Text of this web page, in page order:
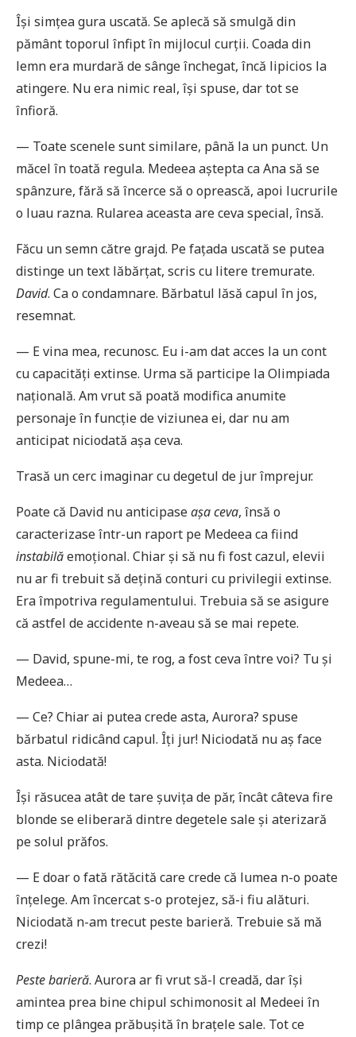
Își simțea gura uscată. Se aplecă să smulgă din
pământ toporul înfipt în mijlocul curții. Coada din
lemn era murdară de sânge închegat, încă lipicios la
atingere. Nu era nimic real, își spuse, dar tot se
înfioră.
— Toate scenele sunt similare, până la un punct. Un
măcel în toată regula. Medeea aștepta ca Ana să se
spânzure, fără să încerce să o oprească, apoi lucrurile
o luau razna. Rularea aceasta are ceva special, însă.
Făcu un semn către grajd. Pe fațada uscată se putea
distinge un text lăbărțat, scris cu litere tremurate.
David. Ca o condamnare. Bărbatul lăsă capul în jos,
resemnat.
— E vina mea, recunosc. Eu i-am dat acces la un cont
cu capacități extinse. Urma să participe la Olimpiada
națională. Am vrut să poată modifica anumite
personaje în funcție de viziunea ei, dar nu am
anticipat niciodată așa ceva.
Trasă un cerc imaginar cu degetul de jur împrejur.
Poate că David nu anticipaseașa ceva, însă o
caracterizase într-un raport pe Medeea ca fiind
instabilăemoțional. Chiar și să nu fi fost cazul, elevii
nu ar fi trebuit să dețină conturi cu privilegii extinse.
Era împotriva regulamentului. Trebuia să se asigure
că astfel de accidente n-aveau să se mai repete.
— David, spune-mi, te rog, a fost ceva între voi? Tu și
Medeea…
— Ce? Chiar ai putea crede asta, Aurora? spuse
bărbatul ridicând capul. Îți jur! Niciodată nu aș face
asta. Niciodată!
Își răsucea atât de tare șuvița de păr, încât câteva fire
blonde se eliberară dintre degetele sale și aterizară
pe solul prăfos.
— E doar o fată rătăcită care crede că lumea n-o poate
înțelege. Am încercat s-o protejez, să-i fiu alături.
Niciodată n-am trecut peste barieră. Trebuie să mă
crezi!
Peste barieră. Aurora ar fi vrut să-l creadă, dar își
amintea prea bine chipul schimonosit al Medeei în
timp ce plângea prăbușită în brațele sale. Tot ce